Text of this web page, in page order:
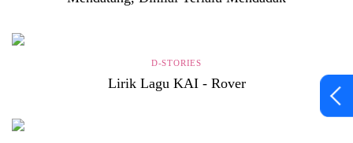
D-STORIES
Lirik Lagu KAI - Rover